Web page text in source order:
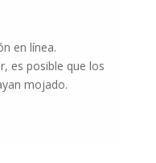
en línea.
es posible que los
mojado.